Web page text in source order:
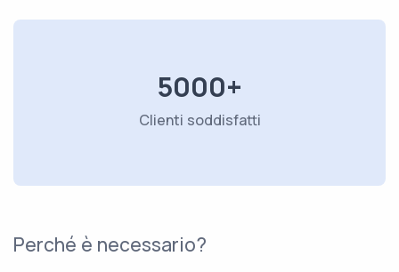
5000+
Clienti soddisfatti
Perché è necessario?